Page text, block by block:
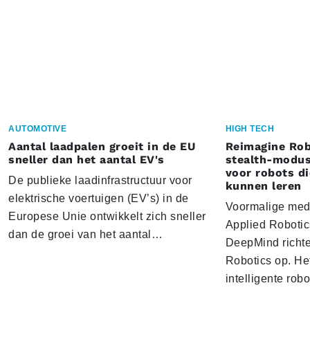
AUTOMOTIVE
Aantal laadpalen groeit in de EU
sneller dan het aantal EV's
De publieke laadinfrastructuur voor
elektrische voertuigen (EV’s) in de
Europese Unie ontwikkelt zich sneller
dan de groei van het aantal…
HIGH TECH
Reimagine
stealth-
voor robots
kunnen leren
Voormalige
Applied
DeepMind
Robotics op.
intelligente